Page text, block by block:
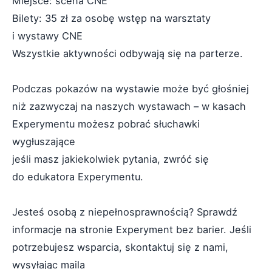
Bilety: 35 zł za osobę wstęp na warsztaty
i wystawy CNE
Wszystkie aktywności odbywają się na parterze.
Podczas pokazów na wystawie może być głośniej
niż zazwyczaj na naszych wystawach – w kasach
Experymentu możesz pobrać słuchawki
wygłuszające
jeśli masz jakiekolwiek pytania, zwróć się
do edukatora Experymentu.
Jesteś osobą z niepełnosprawnością? Sprawdź
informacje na stronie Experyment bez barier. Jeśli
potrzebujesz wsparcia, skontaktuj się z nami,
wysyłając maila